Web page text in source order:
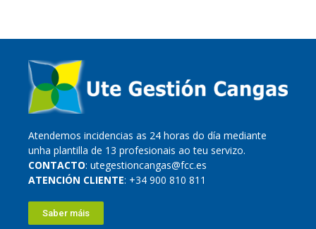
Atendemos incidencias as 24 horas do día mediante
unha plantilla de 13 profesionais ao teu servizo.
CONTACTO: utegestioncangas@fcc.es
ATENCIÓN CLIENTE: +34 900 810 811
Saber máis